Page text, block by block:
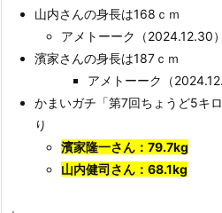
山内さんの身長は168ｃｍ
アメトーーク（2024.12.30）
濱家さんの身長は187ｃｍ
アメトーーク（
かまいガチ「第7回ちょうど5キ
り
濱家隆一さん：79.7kg
山内健司さん：68.1kg